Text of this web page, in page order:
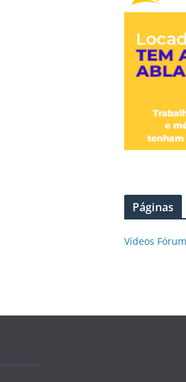
Páginas
Vídeos